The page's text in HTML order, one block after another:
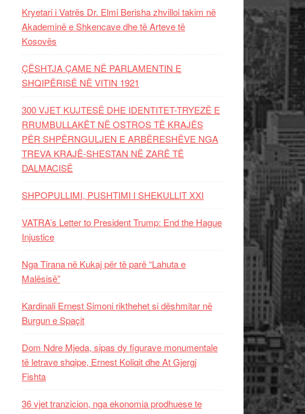
Kryetari i Vatrës Dr. Elmi Berisha zhvilloi takim në
Akademinë e Shkencave dhe të Arteve të
Kosovës
ÇËSHTJA ÇAME NË PARLAMENTIN E
SHQIPËRISË NË VITIN 1921
300 VJET KUJTESË DHE IDENTITET-TRYEZË E
RRUMBULLAKËT NË OSTROS TË KRAJËS
PËR SHPËRNGULJEN E ARBËRESHËVE NGA
TREVA KRAJË-SHESTAN NË ZARË TË
DALMACISË
SHPOPULLIMI, PUSHTIMI I SHEKULLIT XXI
VATRA’s Letter to President Trump: End the Hague
Injustice
Nga Tirana në Kukaj për të parë “Lahuta e
Malësisë”
Kardinali Ernest Simoni rikthehet si dëshmitar në
Burgun e Spaçit
Dom Ndre Mjeda, sipas dy figurave monumentale
të letrave shqipe, Ernest Koliqit dhe At Gjergj
Fishta
36 vjet tranzicion, nga ekonomia prodhuese te